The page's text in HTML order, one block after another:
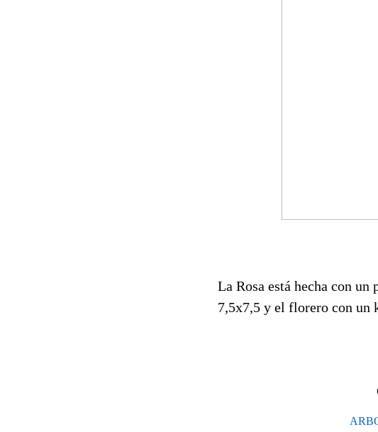
La Rosa está hecha con
7,5x7,5 y el florero con un